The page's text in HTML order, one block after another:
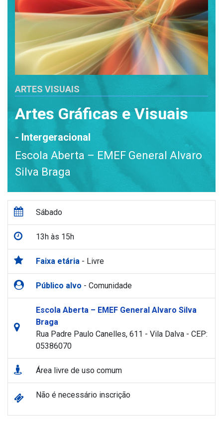
ARTES VISUAIS
Artes Gráficas e Visuais
- Intergeracional
Escola Aberta – EMEF General Alvaro
Silva Braga
Sábado
13h às 15h
Faixa etária - Livre
Público alvo - Comunidade
Escola Aberta – EMEF General Alvaro Silva
Braga
Rua Padre Paulo Canelles, 611 - Vila Dalva - CEP:
05386070
Área livre de uso comum
Não é necessário inscrição